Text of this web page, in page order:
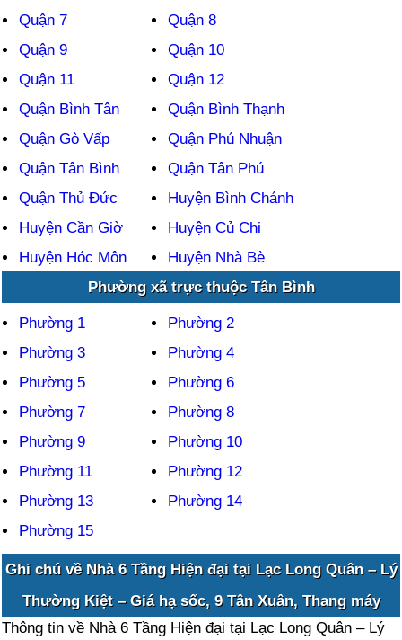
Quận 7
Quận 8
Quận 9
Quận 10
Quận 11
Quận 12
Quận Bình Tân
Quận Bình Thạnh
Quận Gò Vấp
Quận Phú Nhuận
Quận Tân Bình
Quận Tân Phú
Quận Thủ Đức
Huyện Bình Chánh
Huyện Cần Giờ
Huyện Củ Chi
Huyện Hóc Môn
Huyện Nhà Bè
Phường xã trực thuộc Tân Bình
Phường 1
Phường 2
Phường 3
Phường 4
Phường 5
Phường 6
Phường 7
Phường 8
Phường 9
Phường 10
Phường 11
Phường 12
Phường 13
Phường 14
Phường 15
Ghi chú về Nhà 6 Tầng Hiện đại tại Lạc Long Quân – Lý
Thường Kiệt – Giá hạ sốc, 9 Tân Xuân, Thang máy
Thông tin về Nhà 6 Tầng Hiện đại tại Lạc Long Quân – Lý